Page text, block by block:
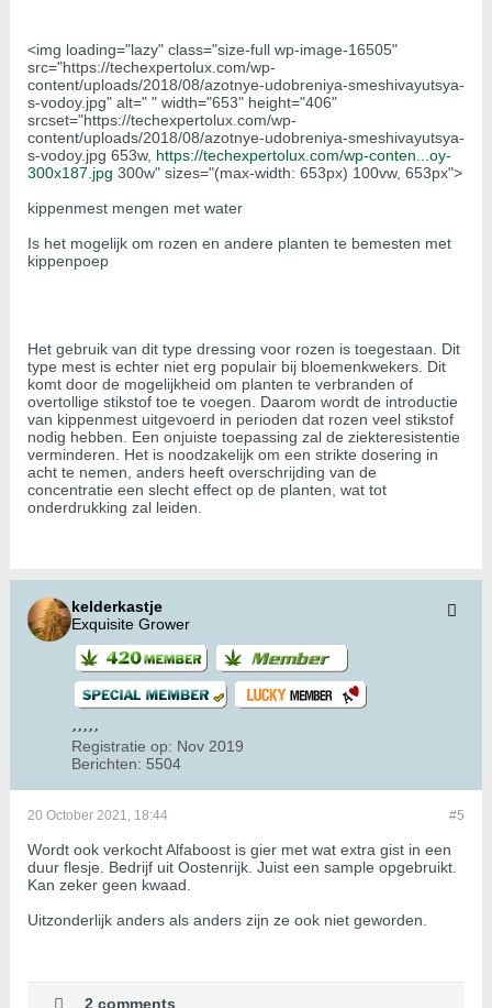
<img loading="lazy" class="size-full wp-image-16505"
src="https://techexpertolux.com/wp-
content/uploads/2018/08/azotnye-udobreniya-smeshivayutsya-
s-vodoy.jpg" alt=" " width="653" height="406"
srcset="https://techexpertolux.com/wp-
content/uploads/2018/08/azotnye-udobreniya-smeshivayutsya-
s-vodoy.jpg 653w, https://techexpertolux.com/wp-conten...oy-
300x187.jpg 300w" sizes="(max-width: 653px) 100vw, 653px">
kippenmest mengen met water
Is het mogelijk om rozen en andere planten te bemesten met
kippenpoep
Het gebruik van dit type dressing voor rozen is toegestaan. Dit
type mest is echter niet erg populair bij bloemenkwekers. Dit
komt door de mogelijkheid om planten te verbranden of
overtollige stikstof toe te voegen. Daarom wordt de introductie
van kippenmest uitgevoerd in perioden dat rozen veel stikstof
nodig hebben. Een onjuiste toepassing zal de ziekteresistentie
verminderen. Het is noodzakelijk om een strikte dosering in
acht te nemen, anders heeft overschrijding van de
concentratie een slecht effect op de planten, wat tot
onderdrukking zal leiden.
kelderkastje
Exquisite Grower
Registratie op: Nov 2019
Berichten: 5504
#5
20 October 2021, 18:44
Wordt ook verkocht Alfaboost is gier met wat extra gist in een
duur flesje. Bedrijf uit Oostenrijk. Juist een sample opgebruikt.
Kan zeker geen kwaad.
Uitzonderlijk anders als anders zijn ze ook niet geworden.
2 comments